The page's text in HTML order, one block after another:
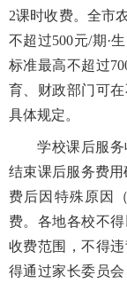
2课时收费。全市
不超过500元/期·
标准最高不超过
育、财政部门可
具体规定。
学校课后服
结束课后服务费
费后因特殊原因
费。各地各校不
收费范围，不得
得通过家长委员